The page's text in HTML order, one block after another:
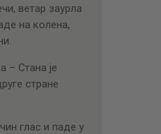
ветар заурла
на колена,
– Стана је
стране
глас и паде у